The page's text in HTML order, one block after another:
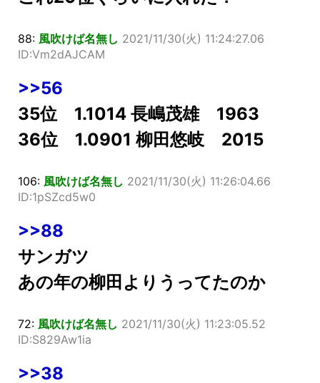
88: 風吹けば名無し 2021/11/30(火) 11:24:27.06
ID:Vm2dAJCAM
>>56
35位 1.1014 長嶋茂雄 1963
36位 1.0901 柳田悠岐 2015
106: 風吹けば名無し 2021/11/30(火) 11:26:04.66
ID:1pSZcd5w0
>>88
サンガツ
あの年の柳田よりうってたのか
72: 風吹けば名無し 2021/11/30(火) 11:23:05.52
ID:S829Aw1ia
>>38